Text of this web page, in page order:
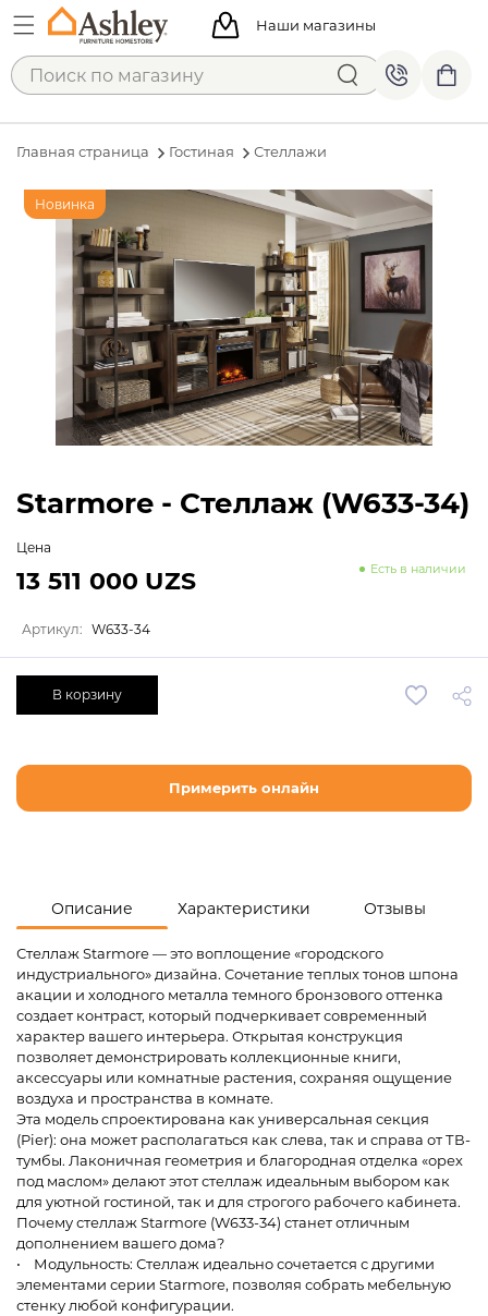
Наши магазины
Главная страница Гостиная Стеллажи
Новинка
Примерить онлайн
Описание Характеристики Отзывы
Стеллаж Starmore — это воплощение «городского
индустриального» дизайна. Сочетание теплых тонов шпона
акации и холодного металла темного бронзового оттенка
создает контраст, который подчеркивает современный
характер вашего интерьера. Открытая конструкция
позволяет демонстрировать коллекционные книги,
аксессуары или комнатные растения, сохраняя ощущение
воздуха и пространства в комнате.
Эта модель спроектирована как универсальная секция
(Pier): она может располагаться как слева, так и справа от ТВ-
тумбы. Лаконичная геометрия и благородная отделка «орех
под маслом» делают этот стеллаж идеальным выбором как
для уютной гостиной, так и для строгого рабочего кабинета.
Почему стеллаж Starmore (W633-34) станет отличным
дополнением вашего дома?
• Модульность: Стеллаж идеально сочетается с другими
элементами серии Starmore, позволяя собрать мебельную
стенку любой конфигурации.
Starmore - Стеллаж (W633-34)
Цена
Есть в наличии
13 511 000 UZS
Артикул: W633-34
В корзину